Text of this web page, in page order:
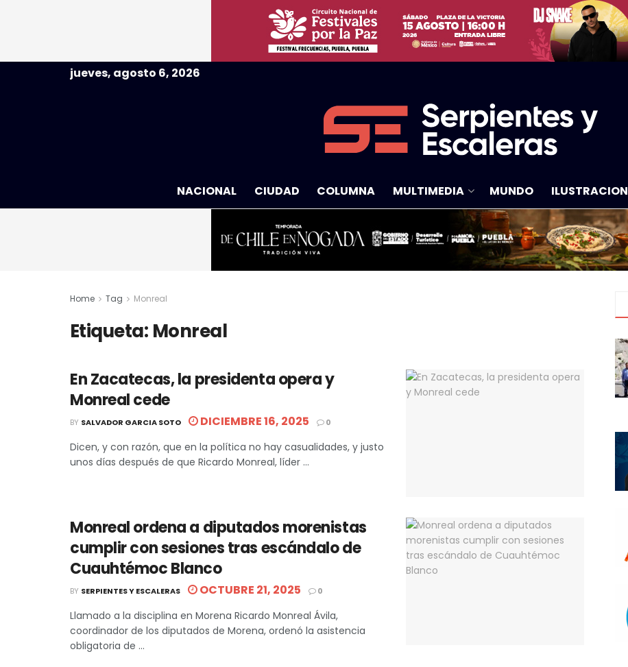
jueves, agosto 6, 2026
NACIONAL CIUDAD COLUMNA MULTIMEDIA MUNDO
Home Tag Monreal
Etiqueta: Monreal
En Zacatecas, la presidenta opera y
Monreal cede
BY SALVADOR GARCIA SOTO DICIEMBRE 16, 2025 0
Dicen, y con razón, que en la política no hay casualidades, y justo
unos días después de que Ricardo Monreal, líder ...
Monreal ordena a diputados morenistas
cumplir con sesiones tras escándalo de
Cuauhtémoc Blanco
BY SERPIENTES Y ESCALERAS OCTUBRE 21, 2025 0
Llamado a la disciplina en Morena Ricardo Monreal Ávila,
coordinador de los diputados de Morena, ordenó la asistencia
obligatoria de ...